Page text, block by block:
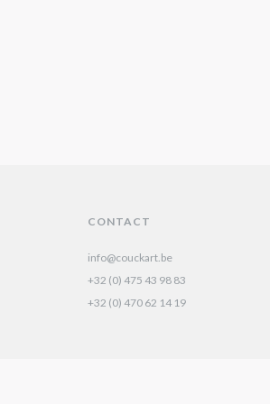
CONTACT
info@couckart.be
+32 (0) 475 43 98 83
+32 (0) 470 62 14 19‬